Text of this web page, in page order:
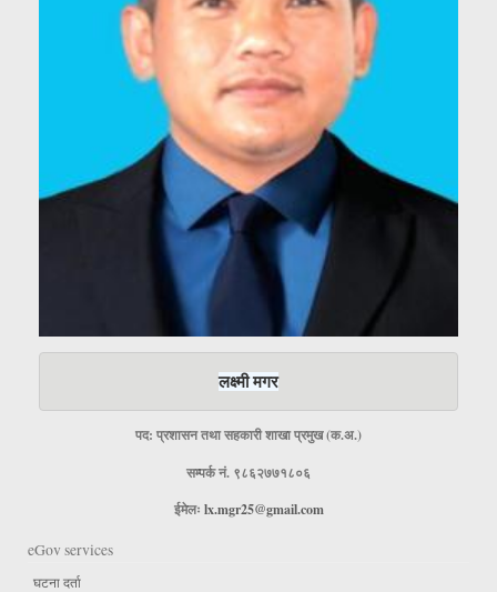
लक्ष्मी मगर
पद: प्रशासन तथा सहकारी शाखा प्रमुख (क.अ.)
सम्पर्क नं. ९८६२७७१८०६
ईमेलः lx.mgr25@gmail.com
eGov services
घटना दर्ता